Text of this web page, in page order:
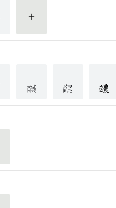
更多